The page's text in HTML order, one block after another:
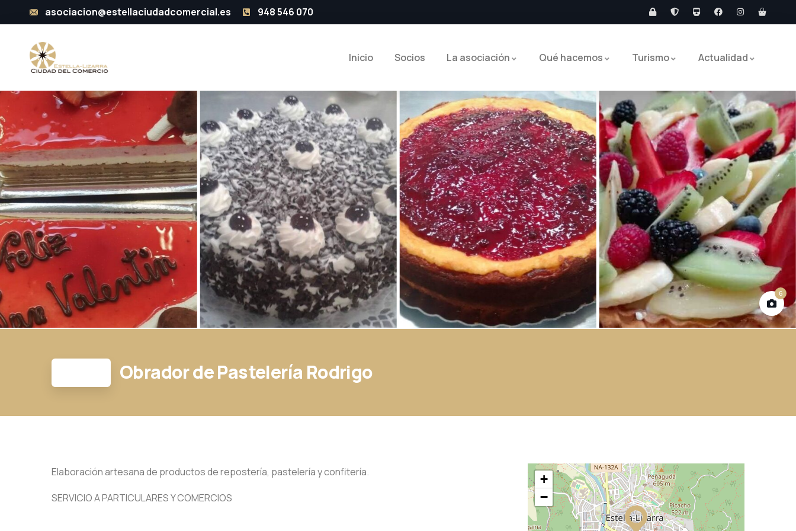
asociacion@estellaciudadcomercial.es 948 546 070
Inicio Socios La asociación Qué hacemos Turismo Actualidad
6
Obrador de Pastelería Rodrigo
Elaboración artesana de productos de repostería, pastelería y confitería.
SERVICIO A PARTICULARES Y COMERCIOS
+
−